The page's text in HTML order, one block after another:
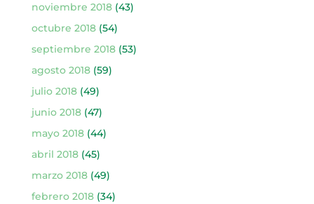
noviembre 2018(43)
octubre 2018(54)
septiembre 2018(53)
agosto 2018(59)
julio 2018(49)
junio 2018(47)
mayo 2018(44)
abril 2018(45)
marzo 2018(49)
febrero 2018(34)